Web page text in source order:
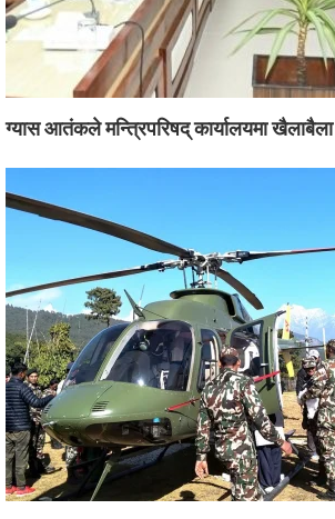
ग्यास आतंकले मन्त्रिपरिषद् कार्यालयमा खैलाबैला